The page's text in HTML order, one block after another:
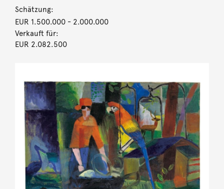
Schätzung:
EUR 1.500.000- 2.000.000
Verkauft für:
EUR 2.082.500